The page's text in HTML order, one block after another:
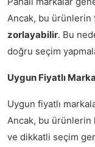
Ancak, bu ürünlerin
zorlayabilir. Bu
doğru seçim
Uygun Fiyatlı
Uygun fiyatlı
Ancak, bu ürünlerin
ve dikkatli seçim